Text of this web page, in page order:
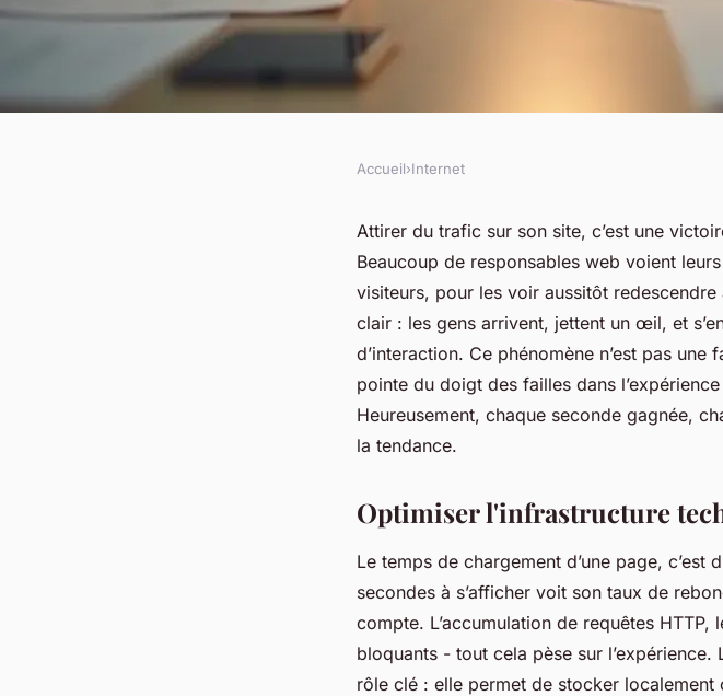
Réduire le taux de rebond :
solutions concrètes à votre
7 min de lecture
Accueil›Internet
Attirer du trafic sur son site, c’est une
Beaucoup de responsables web voient
visiteurs, pour les voir aussitôt
clair : les gens arrivent, jettent un œil, et
d’interaction. Ce phénomène n’est pas une
pointe du doigt des failles dans
Heureusement, chaque seconde gagnée,
la tendance.
Optimiser l'infrastructure
Le temps de chargement d’une page,
secondes à s’afficher voit son taux de
compte. L’accumulation de requêtes
bloquants - tout cela pèse sur
rôle clé : elle permet de stocker